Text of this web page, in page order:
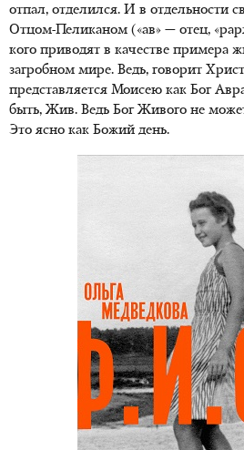
отпал, отделился. И в отдельности
Отцом-Пеликаном («ав» — отец,
кого приводят в качестве примера
загробном мире. Ведь, говорит
представляется Моисею как Бог
быть, Жив. Ведь Бог Живого не
Это ясно как Божий день.